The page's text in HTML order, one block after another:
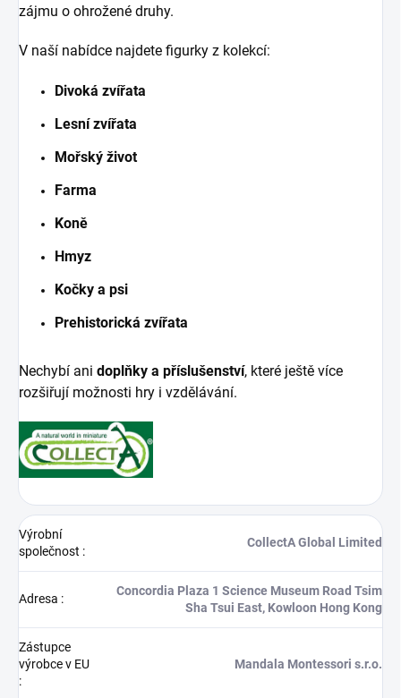
zájmu o ohrožené druhy.
V naší nabídce najdete figurky z kolekcí:
Divoká zvířata
Lesní zvířata
Mořský život
Farma
Koně
Hmyz
Kočky a psi
Prehistorická zvířata
Nechybí ani doplňky a příslušenství, které ještě více
rozšiřují možnosti hry i vzdělávání.
Výrobní
společnost :
CollectA Global Limited
Adresa :
Concordia Plaza 1 Science Museum Road Tsim
Sha Tsui East, Kowloon Hong Kong
Zástupce
výrobce v EU
:
Mandala Montessori s.r.o.